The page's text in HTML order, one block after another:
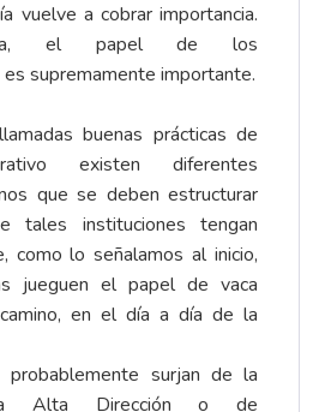
vuelve a cobrar importancia.
el papel de los
supremamente importante.
buenas prácticas de
existen diferentes
que se deben estructurar
tales instituciones tengan
como lo señalamos al inicio,
jueguen el papel de vaca
en el día a día de la
probablemente surjan de la
Alta Dirección o de